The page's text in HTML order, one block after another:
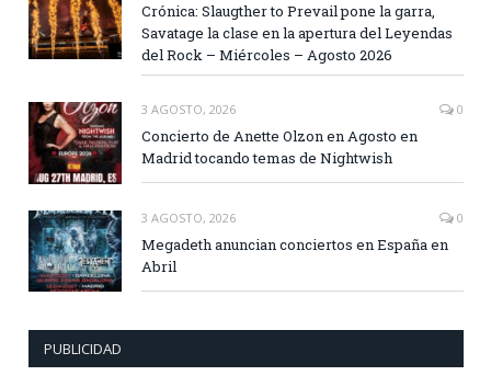
Crónica: Slaugther to Prevail pone la garra,
Savatage la clase en la apertura del Leyendas
del Rock – Miércoles – Agosto 2026
3 AGOSTO, 2026 0
Concierto de Anette Olzon en Agosto en
Madrid tocando temas de Nightwish
3 AGOSTO, 2026 0
Megadeth anuncian conciertos en España en
Abril
PUBLICIDAD